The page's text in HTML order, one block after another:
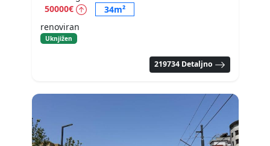
50000€
34m²
renoviran
Uknjižen
219734 Detaljno